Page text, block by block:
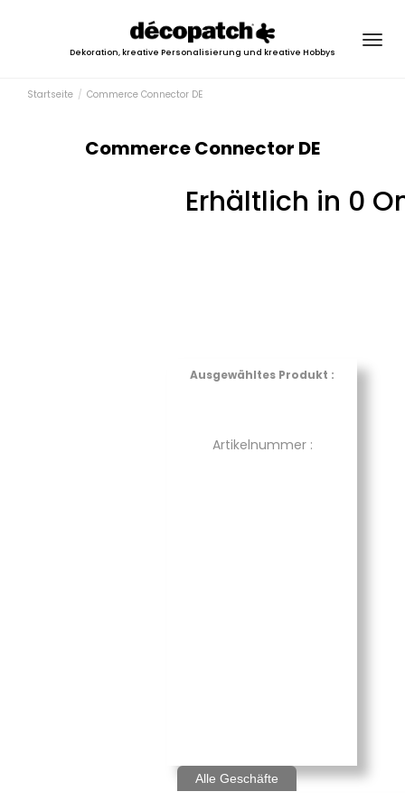
Dekoration, kreative Personalisierung und kreative Hobbys
Startseite Commerce Connector DE
Commerce Connector DE
Erhältlich in 0
Ausgewähltes Produkt :
Artikelnummer :
Alle Geschäfte